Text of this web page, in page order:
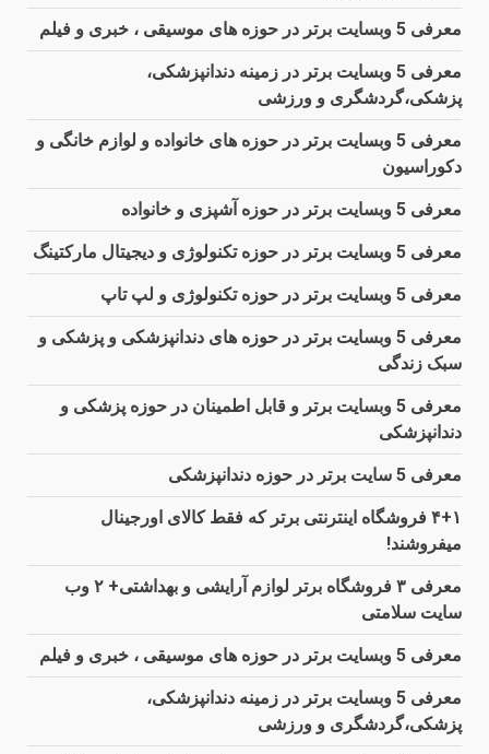
معرفی 5 وبسایت برتر در حوزه های موسیقی ، خبری و فیلم
معرفی 5 وبسایت برتر در زمینه دندانپزشکی،
پزشکی،گردشگری و ورزشی
معرفی 5 وبسایت برتر در حوزه های خانواده و لوازم خانگی و
دکوراسیون
معرفی 5 وبسایت برتر در حوزه آشپزی و خانواده
معرفی 5 وبسایت برتر در حوزه تکنولوژی و دیجیتال مارکتینگ
معرفی 5 وبسایت برتر در حوزه تکنولوژی و لپ تاپ
معرفی 5 وبسایت برتر در حوزه های دندانپزشکی و پزشکی و
سبک زندگی
معرفی 5 وبسایت برتر و قابل اطمینان در حوزه پزشکی و
دندانپزشکی
معرفی 5 سایت برتر در حوزه دندانپزشکی
۴+۱ فروشگاه اینترنتی برتر که فقط کالای اورجینال
میفروشند!
معرفی ۳ فروشگاه برتر لوازم آرایشی و بهداشتی+ ۲ وب
سایت سلامتی
معرفی 5 وبسایت برتر در حوزه های موسیقی ، خبری و فیلم
معرفی 5 وبسایت برتر در زمینه دندانپزشکی،
پزشکی،گردشگری و ورزشی